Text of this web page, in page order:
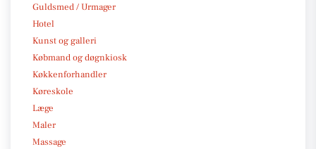
Guldsmed / Urmager
Hotel
Kunst og galleri
Købmand og døgnkiosk
Køkkenforhandler
Køreskole
Læge
Maler
Massage